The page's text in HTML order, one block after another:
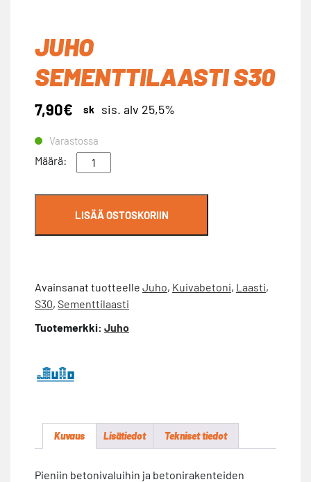
JUHO
SEMENTTILAASTI S30
7,90€ sis. alv 25,5%
sk
Varastossa
Määrä:
JuHo
Sementtilaasti
S30
LISÄÄ OSTOSKORIIN
Avainsanat tuotteelle Juho, Kuivabetoni, Laasti,
S30, Sementtilaasti
Tuotemerkki: Juho
Kuvaus Lisätiedot Tekniset tiedot
Pieniin betonivaluihin ja betonirakenteiden